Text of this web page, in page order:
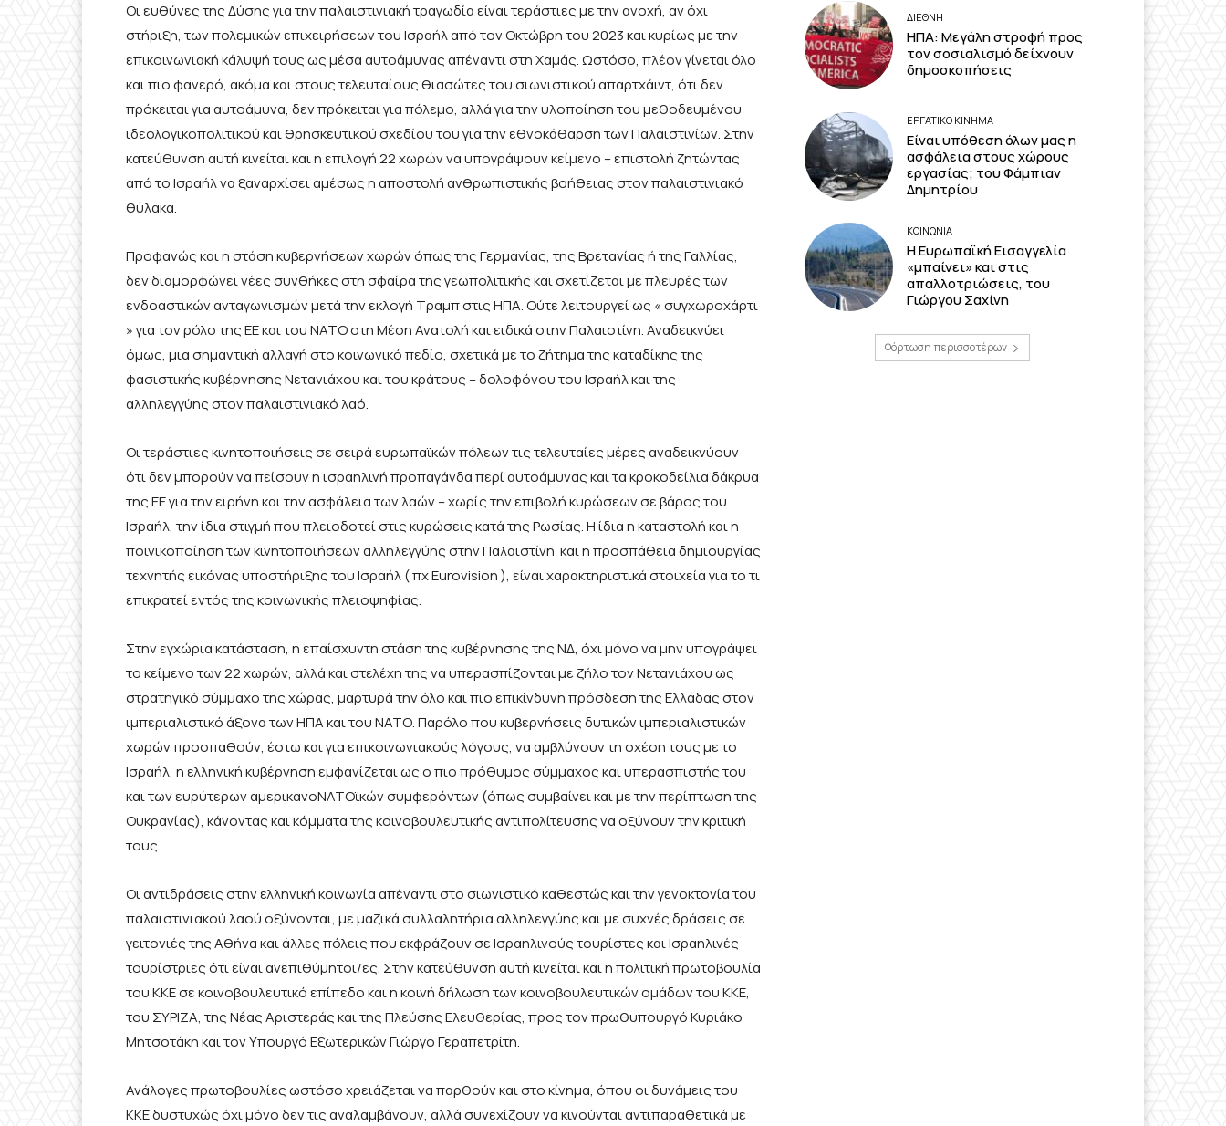
Οι ευθύνες της Δύσης για την παλαιστινιακή τραγωδία είναι τεράστιες με την ανοχή, αν όχι
στήριξη, των πολεμικών επιχειρήσεων του Ισραήλ από τον Οκτώβρη του 2023 και κυρίως με την
επικοινωνιακή κάλυψή τους ως μέσα αυτοάμυνας απέναντι στη Χαμάς. Ωστόσο, πλέον γίνεται όλο
και πιο φανερό, ακόμα και στους τελευταίους θιασώτες του σιωνιστικού απαρτχάιντ, ότι δεν
πρόκειται για αυτοάμυνα, δεν πρόκειται για πόλεμο, αλλά για την υλοποίηση του μεθοδευμένου
ιδεολογικοπολιτικού και θρησκευτικού σχεδίου του για την εθνοκάθαρση των Παλαιστινίων. Στην
κατεύθυνση αυτή κινείται και η επιλογή 22 χωρών να υπογράψουν κείμενο – επιστολή ζητώντας
από το Ισραήλ να ξαναρχίσει αμέσως η αποστολή ανθρωπιστικής βοήθειας στον παλαιστινιακό
θύλακα.
Προφανώς και η στάση κυβερνήσεων χωρών όπως της Γερμανίας, της Βρετανίας ή της Γαλλίας,
δεν διαμορφώνει νέες συνθήκες στη σφαίρα της γεωπολιτικής και σχετίζεται με πλευρές των
ενδοαστικών ανταγωνισμών μετά την εκλογή Τραμπ στις ΗΠΑ. Ούτε λειτουργεί ως « συγχωροχάρτι
» για τον ρόλο της ΕΕ και του ΝΑΤΟ στη Μέση Ανατολή και ειδικά στην Παλαιστίνη. Αναδεικνύει
όμως, μια σημαντική αλλαγή στο κοινωνικό πεδίο, σχετικά με το ζήτημα της καταδίκης της
φασιστικής κυβέρνησης Νετανιάχου και του κράτους – δολοφόνου του Ισραήλ και της
αλληλεγγύης στον παλαιστινιακό λαό.
Οι τεράστιες κινητοποιήσεις σε σειρά ευρωπαϊκών πόλεων τις τελευταίες μέρες αναδεικνύουν
ότι δεν μπορούν να πείσουν η ισραηλινή προπαγάνδα περί αυτοάμυνας και τα κροκοδείλια δάκρυα
της ΕΕ για την ειρήνη και την ασφάλεια των λαών – χωρίς την επιβολή κυρώσεων σε βάρος του
Ισραήλ, την ίδια στιγμή που πλειοδοτεί στις κυρώσεις κατά της Ρωσίας. Η ίδια η καταστολή και η
ποινικοποίηση των κινητοποιήσεων αλληλεγγύης στην Παλαιστίνη και η προσπάθεια δημιουργίας
τεχνητής εικόνας υποστήριξης του Ισραήλ ( πχ Eurovision ), είναι χαρακτηριστικά στοιχεία για το τι
επικρατεί εντός της κοινωνικής πλειοψηφίας.
Στην εγχώρια κατάσταση, η επαίσχυντη στάση της κυβέρνησης της ΝΔ, όχι μόνο να μην υπογράψει
το κείμενο των 22 χωρών, αλλά και στελέχη της να υπερασπίζονται με ζήλο τον Νετανιάχου ως
στρατηγικό σύμμαχο της χώρας, μαρτυρά την όλο και πιο επικίνδυνη πρόσδεση της Ελλάδας στον
ιμπεριαλιστικό άξονα των ΗΠΑ και του ΝΑΤΟ. Παρόλο που κυβερνήσεις δυτικών ιμπεριαλιστικών
χωρών προσπαθούν, έστω και για επικοινωνιακούς λόγους, να αμβλύνουν τη σχέση τους με το
Ισραήλ, η ελληνική κυβέρνηση εμφανίζεται ως ο πιο πρόθυμος σύμμαχος και υπερασπιστής του
και των ευρύτερων αμερικανοΝΑΤΟϊκών συμφερόντων (όπως συμβαίνει και με την περίπτωση της
Ουκρανίας), κάνοντας και κόμματα της κοινοβουλευτικής αντιπολίτευσης να οξύνουν την κριτική
τους.
Οι αντιδράσεις στην ελληνική κοινωνία απέναντι στο σιωνιστικό καθεστώς και την γενοκτονία του
παλαιστινιακού λαού οξύνονται, με μαζικά συλλαλητήρια αλληλεγγύης και με συχνές δράσεις σε
γειτονιές της Αθήνα και άλλες πόλεις που εκφράζουν σε Ισραηλινούς τουρίστες και Ισραηλινές
τουρίστριες ότι είναι ανεπιθύμητοι/ες. Στην κατεύθυνση αυτή κινείται και η πολιτική πρωτοβουλία
του ΚΚΕ σε κοινοβουλευτικό επίπεδο και η κοινή δήλωση των κοινοβουλευτικών ομάδων του ΚΚΕ,
του ΣΥΡΙΖΑ, της Νέας Αριστεράς και της Πλεύσης Ελευθερίας, προς τον πρωθυπουργό Κυριάκο
Μητσοτάκη και τον Υπουργό Εξωτερικών Γιώργο Γεραπετρίτη.
Ανάλογες πρωτοβουλίες ωστόσο χρειάζεται να παρθούν και στο κίνημα, όπου οι δυνάμεις του
ΚΚΕ δυστυχώς όχι μόνο δεν τις αναλαμβάνουν, αλλά συνεχίζουν να κινούνται αντιπαραθετικά με
ΔΙΕΘΝΗ
ΗΠΑ: Μεγάλη στροφή προς
τον σοσιαλισμό δείχνουν
δημοσκοπήσεις
ΕΡΓΑΤΙΚΟ ΚΙΝΗΜΑ
Είναι υπόθεση όλων μας η
ασφάλεια στους χώρους
εργασίας; του Φάμπιαν
Δημητρίου
ΚΟΙΝΩΝΙΑ
Η Ευρωπαϊκή Εισαγγελία
«μπαίνει» και στις
απαλλοτριώσεις, του
Γιώργου Σαχίνη
Φόρτωση περισσοτέρων